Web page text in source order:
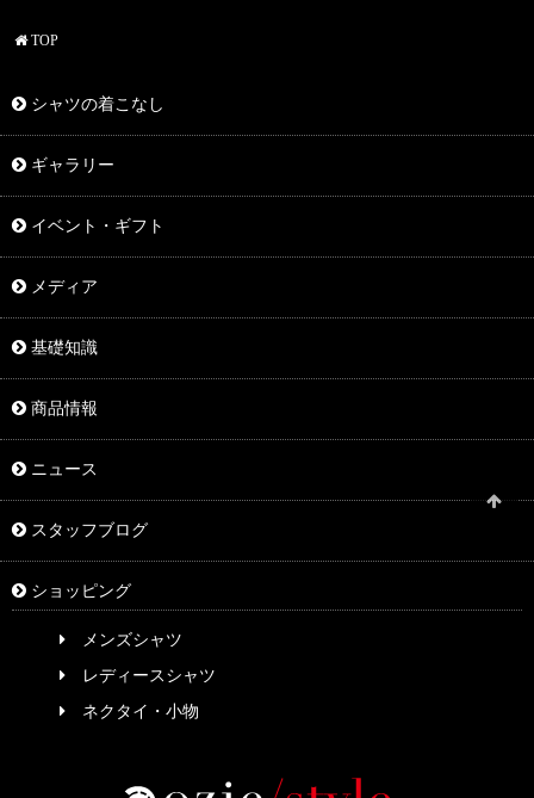
TOP
シャツの着こなし
ギャラリー
イベント・ギフト
メディア
基礎知識
商品情報
ニュース
スタッフブログ
ショッピング
メンズシャツ
レディースシャツ
ネクタイ・小物